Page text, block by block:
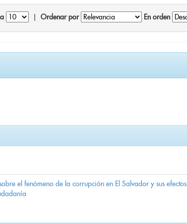
Ordenar por En orden
el fenómeno de la corrupción en El Salvador y sus efectos